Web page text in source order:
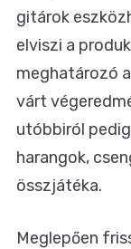
gitárok
elviszi a
meghatározó
várt
utóbbiról
harangok,
összjátéka.
Meglepően